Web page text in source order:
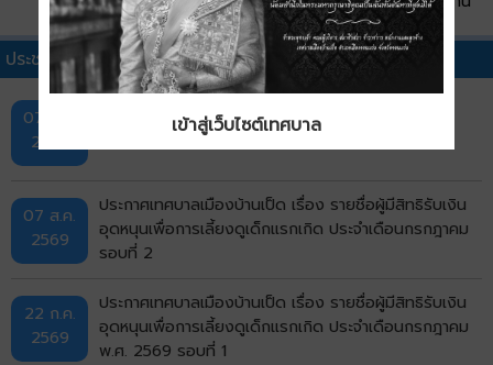
ประชาสัมพันธ์เทศบาลอื่นๆ
07 ส.ค.
2569
07 ส.ค.
2569
ประกาศเทศบาลเมืองบ้านเป็ด เรื่อง รายชื่อผู้มีสิทธิรับเงิน
อุดหนุนเพื่อการเลี้ยงดูเด็กแรกเกิด ประจำเดือนกรกฎาคม
รอบที่ 2
22 ก.ค.
2569
ประกาศเทศบาลเมืองบ้านเป็ด เรื่อง รายชื่อผู้มีสิทธิรับเงิน
อุดหนุนเพื่อการเลี้ยงดูเด็กแรกเกิด ประจำเดือนกรกฎาคม
พ.ศ. 2569 รอบที่ 1
เข้าสู่เว็บไซต์เทศบาล